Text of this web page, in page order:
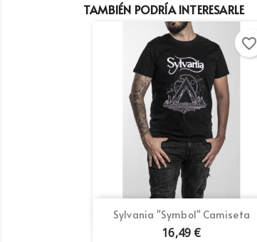
TAMBIÉN PODRÍA INTERESARLE
Sylvania "Symbol" Camiseta
16,49 €
 Vista rápida
favorite_border